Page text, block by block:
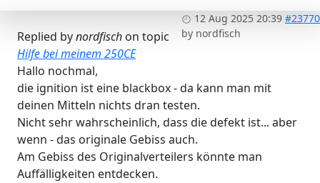
12 Aug 2025 20:39 #23770
by nordfisch
Replied bynordfischon topic
Hilfe bei meinem 250CE
Hallo nochmal,
die ignition ist eine blackbox - da kann man mit
deinen Mitteln nichts dran testen.
Nicht sehr wahrscheinlich, dass die defekt ist... aber
wenn - das originale Gebiss auch.
Am Gebiss des Originalverteilers könnte man
Auffälligkeiten entdecken.